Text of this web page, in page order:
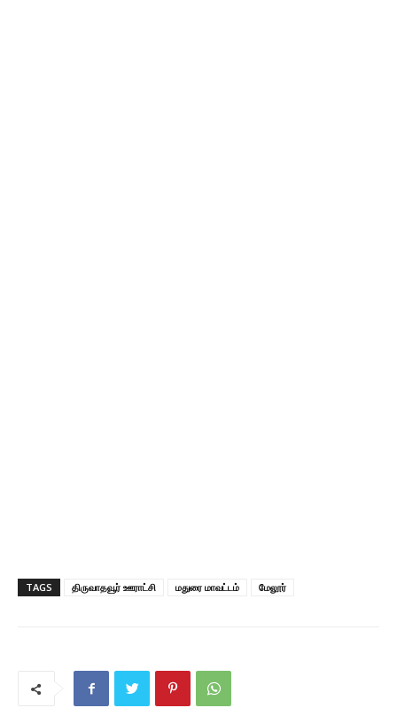
TAGS திருவாதவூர் ஊராட்சி மதுரை மாவட்டம் மேலூர்